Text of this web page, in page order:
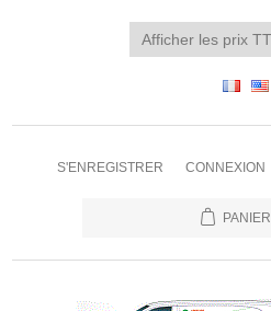
S'ENREGISTRER CONNEXION
PANIER